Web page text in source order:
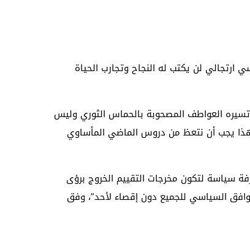
لن يكتب له النجاح وتجارب الحياة
العواطف المصحوبة بالحماس الثوري وليس
يجب أن نتعظ من دروس الماضي المأساوي
سياسة لتكون مخرجات التقييم الخروج برؤى
السياسي للجميع دون إقصاء لأحد”، وفق